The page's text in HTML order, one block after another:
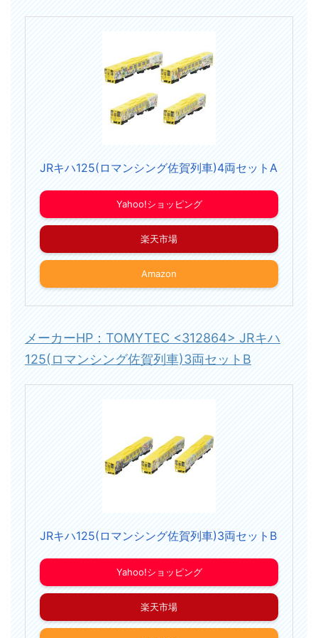
JRキハ125(ロマンシング佐賀列車)4両セットA
Yahoo!ショッピング
楽天市場
Amazon
メーカーHP：TOMYTEC <312864> JRキハ
125(ロマンシング佐賀列車)3両セットB
JRキハ125(ロマンシング佐賀列車)3両セットB
Yahoo!ショッピング
楽天市場